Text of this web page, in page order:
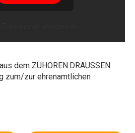
dem ZUHÖREN.DRAUSSEN
zum/zur ehrenamtlichen